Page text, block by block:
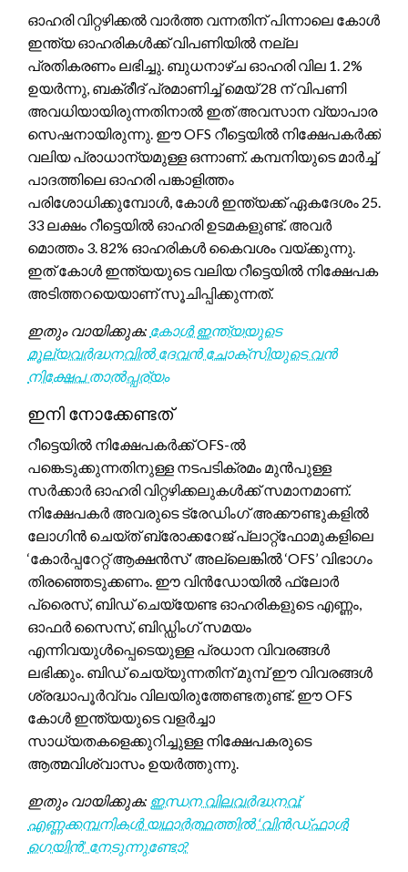
ഓഹരി വിറ്റഴിക്കൽ വാർത്ത വന്നതിന് പിന്നാലെ കോൾ
ഇന്ത്യ ഓഹരികൾക്ക് വിപണിയിൽ നല്ല
പ്രതികരണം ലഭിച്ചു. ബുധനാഴ്ച ഓഹരി വില 1. 2%
ഉയർന്നു, ബക്രീദ് പ്രമാണിച്ച് മെയ് 28 ന് വിപണി
അവധിയായിരുന്നതിനാൽ ഇത് അവസാന വ്യാപാര
സെഷനായിരുന്നു. ഈ OFS റീട്ടെയിൽ നിക്ഷേപകർക്ക്
വലിയ പ്രാധാന്യമുള്ള ഒന്നാണ്. കമ്പനിയുടെ മാർച്ച്
പാദത്തിലെ ഓഹരി പങ്കാളിത്തം
പരിശോധിക്കുമ്പോൾ, കോൾ ഇന്ത്യക്ക് ഏകദേശം 25.
33 ലക്ഷം റീട്ടെയിൽ ഓഹരി ഉടമകളുണ്ട്. അവർ
മൊത്തം 3. 82% ഓഹരികൾ കൈവശം വയ്ക്കുന്നു.
ഇത് കോൾ ഇന്ത്യയുടെ വലിയ റീട്ടെയിൽ നിക്ഷേപക
അടിത്തറയെയാണ് സൂചിപ്പിക്കുന്നത്.
ഇതും വായിക്കുക: കോൾ ഇന്ത്യയുടെ
മൂല്യവർദ്ധനവിൽ ദേവൻ ചോക്സിയുടെ വൻ
നിക്ഷേപ താൽപ്പര്യം
ഇനി നോക്കേണ്ടത്
റീട്ടെയിൽ നിക്ഷേപകർക്ക് OFS-ൽ
പങ്കെടുക്കുന്നതിനുള്ള നടപടിക്രമം മുൻപുള്ള
സർക്കാർ ഓഹരി വിറ്റഴിക്കലുകൾക്ക് സമാനമാണ്.
നിക്ഷേപകർ അവരുടെ ട്രേഡിംഗ് അക്കൗണ്ടുകളിൽ
ലോഗിൻ ചെയ്ത് ബ്രോക്കറേജ് പ്ലാറ്റ്‌ഫോമുകളിലെ
‘കോർപ്പറേറ്റ് ആക്ഷൻസ്’ അല്ലെങ്കിൽ ‘OFS’ വിഭാഗം
തിരഞ്ഞെടുക്കണം. ഈ വിൻഡോയിൽ ഫ്ലോർ
പ്രൈസ്, ബിഡ് ചെയ്യേണ്ട ഓഹരികളുടെ എണ്ണം,
ഓഫർ സൈസ്, ബിഡ്ഡിംഗ് സമയം
എന്നിവയുൾപ്പെടെയുള്ള പ്രധാന വിവരങ്ങൾ
ലഭിക്കും. ബിഡ് ചെയ്യുന്നതിന് മുമ്പ് ഈ വിവരങ്ങൾ
ശ്രദ്ധാപൂർവ്വം വിലയിരുത്തേണ്ടതുണ്ട്. ഈ OFS
കോൾ ഇന്ത്യയുടെ വളർച്ചാ
സാധ്യതകളെക്കുറിച്ചുള്ള നിക്ഷേപകരുടെ
ആത്മവിശ്വാസം ഉയർത്തുന്നു.
ഇതും വായിക്കുക: ഇന്ധന വിലവർദ്ധനവ്:
എണ്ണക്കമ്പനികൾ യഥാർത്ഥത്തിൽ ‘വിൻഡ്‌ഫാൾ
ഗെയിൻ’ നേടുന്നുണ്ടോ?